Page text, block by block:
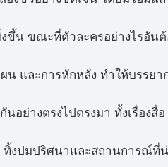
ขึ้น ขณะที่ตัวละครอย่างไรอัน
และการหักหลัง ทำให้บรรยา
อย่างตรงไปตรงมา ทั้งเรื่องสื่
งปมปริศนาและสถานการณ์ที่